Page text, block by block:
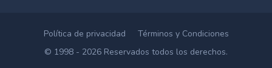
Política de privacidad
Términos y Condiciones
© 1998 - 2026 Reservados todos los derechos.